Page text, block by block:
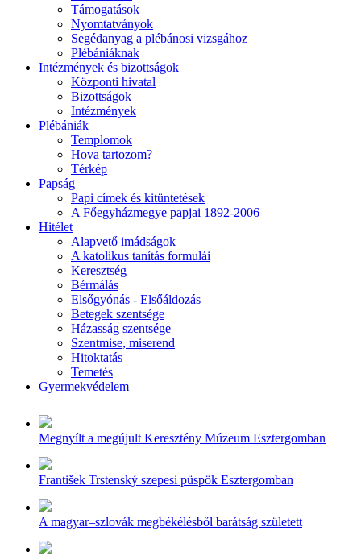
Támogatások
Nyomtatványok
Segédanyag a plébánosi vizsgához
Plébániáknak
Intézmények és bizottságok
Központi hivatal
Bizottságok
Intézmények
Plébániák
Templomok
Hova tartozom?
Térkép
Papság
Papi címek és kitüntetések
A Főegyházmegye papjai 1892-2006
Hitélet
Alapvető imádságok
A katolikus tanítás formulái
Keresztség
Bérmálás
Elsőgyónás - Elsőáldozás
Betegek szentsége
Házasság szentsége
Szentmise, miserend
Hitoktatás
Temetés
Gyermekvédelem
Megnyílt a megújult Keresztény Múzeum Esztergomban
František Trstenský szepesi püspök Esztergomban
A magyar–szlovák megbékélésből barátság született